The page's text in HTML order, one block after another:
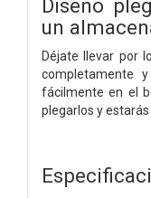
Diseño
un
Déjate llevar por
completamente
fácilmente en el
plegarlos y estarás